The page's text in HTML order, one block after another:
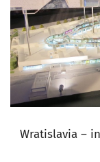
Wratislavia –